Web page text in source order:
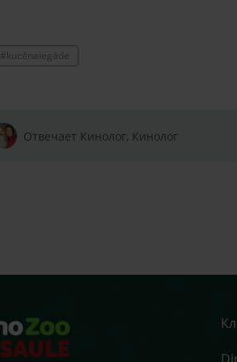
#kucēnaiegāde
Отвечает Кинолог, Кинолог